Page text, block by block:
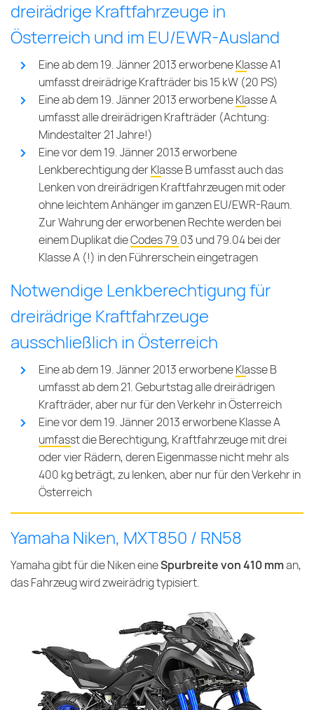
dreirädrige Kraftfahrzeuge in
Österreich und im EU/EWR-Ausland
Eine ab dem 19. Jänner 2013 erworbeneKlasse A1
umfasst dreirädrige Krafträder bis 15 kW (20 PS)
Eine ab dem 19. Jänner 2013 erworbeneKlasse A
umfasst alle dreirädrigen Krafträder (Achtung:
Mindestalter 21 Jahre!)
Eine vor dem 19. Jänner 2013 erworbene
Lenkberechtigung derKlasse Bumfasst auch das
Lenken von dreirädrigen Kraftfahrzeugen mit oder
ohne leichtem Anhänger im ganzen EU/EWR-Raum.
Zur Wahrung der erworbenen Rechte werden bei
einem Duplikat dieCodes 79.03 und 79.04 bei der
Klasse A (!) in den Führerschein eingetragen
Notwendige Lenkberechtigung für
dreirädrige Kraftfahrzeuge
ausschließlich in Österreich
Eine ab dem 19. Jänner 2013 erworbeneKlasse B
umfasst ab dem 21. Geburtstag alle dreirädrigen
Krafträder, aber nur für den Verkehr in Österreich
Eine vor dem 19. Jänner 2013 erworbene Klasse A
umfasst die Berechtigung, Kraftfahrzeuge mit drei
oder vier Rädern, deren Eigenmasse nicht mehr als
400 kg beträgt, zu lenken, aber nur für den Verkehr in
Österreich
Yamaha Niken, MXT850 / RN58
Yamaha gibt für die Niken eineSpurbreite von 410 mman,
das Fahrzeug wird zweirädrig typisiert.